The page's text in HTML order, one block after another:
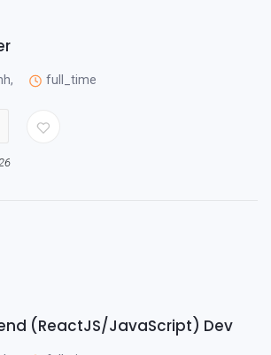
full_time
(ReactJS/JavaScript) Dev